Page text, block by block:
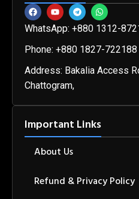
WhatsApp: +880 1312-
Phone: +880 1827-722188
Address: Bakalia Access
Chattogram,
Important Links
About Us
Refund & Privacy Policy